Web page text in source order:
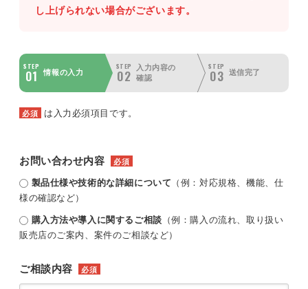
し上げられない場合がございます。
STEP
01 情報の入力
STEP
02
入力内容の
確認
STEP
03 送信完了
必須 は入力必須項目です。
お問い合わせ内容 必須
製品仕様や技術的な詳細について （例：対応規格、機能、仕
様の確認など）
購入方法や導入に関するご相談 （例：購入の流れ、取り扱い
販売店のご案内、案件のご相談など）
ご相談内容 必須